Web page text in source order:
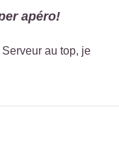
apéro!
au top, je